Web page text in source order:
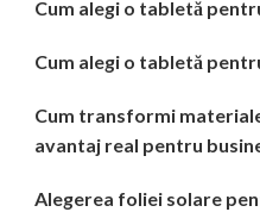
Cum alegi o tabletă
Cum alegi o tabletă
Cum transformi
avantaj real pentru
Alegerea foliei solare